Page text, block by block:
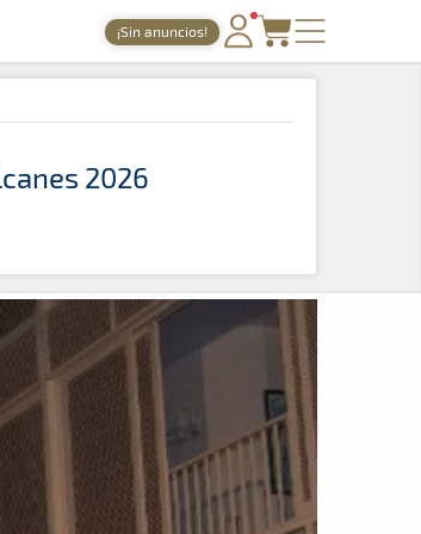
¡Sin anuncios!
PORTADA
TIEMPOS ONLINE
GALERÍAS
TIENDA
ARCHIVO
2026